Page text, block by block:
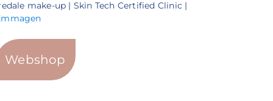
make-up | Skin Tech Certified Clinic |
Webshop